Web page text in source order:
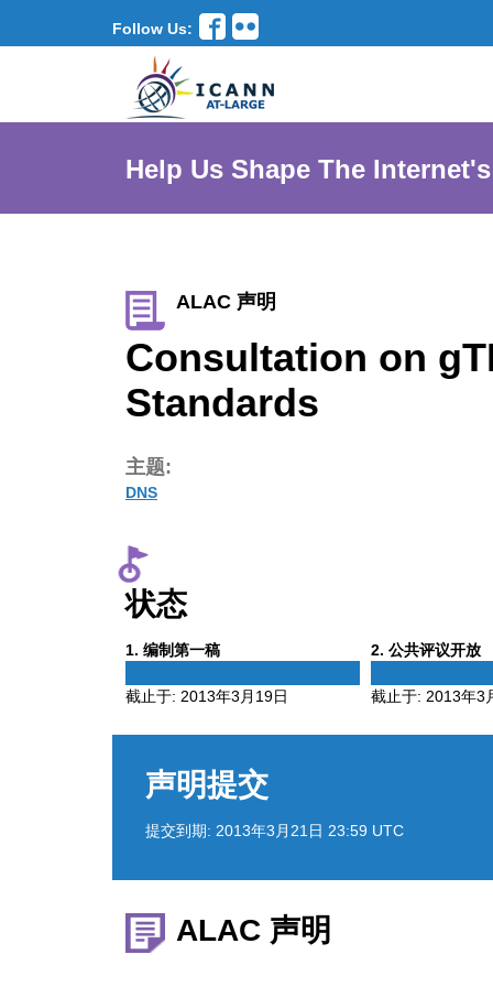
Follow Us:
Help Us Shape The
ALAC 声明
Consultation on
Standards
主题:
DNS
状态
1 Phase
. 编制第一稿
截止于: 2013年3月19日
2 Phase
. 公共评议开放
截止于:2013年3
声明提交
提交到期: 2013年3月21日 23:59 UTC
ALAC 声明